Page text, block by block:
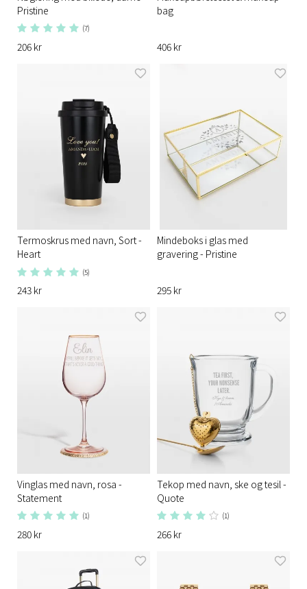
Pristine
(7)
206 kr
bag
406 kr
Termoskrus med navn, Sort -
Heart
(5)
243 kr
Mindeboks i glas med
gravering - Pristine
295 kr
Vinglas med navn, rosa -
Statement
(1)
280 kr
Tekop med navn, ske og tesil -
Quote
(1)
266 kr